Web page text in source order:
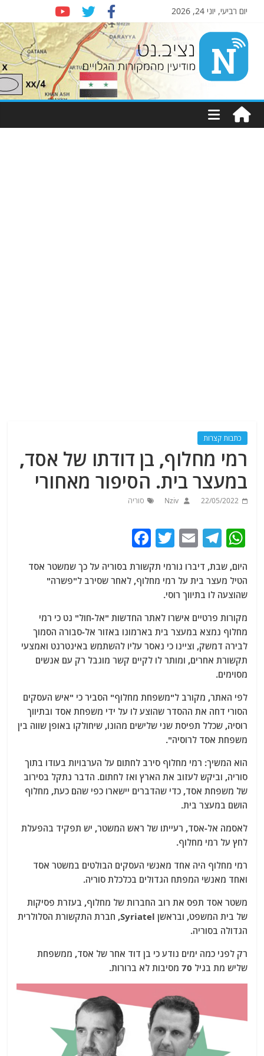
יום רביעי, יוני 24, 2026
Nziv.net
מודיעין
מהמקורות
כתבות קצרות
רמי מחלוף, בן דודתו של אסד,
במעצר בית. הסיפור מאחורי
22/05/2022
Nziv סוריה
W
at
s
A
p
p
T
e
g
ra
m
E
ai
l
T
itt
er
c
b
o
o
k
היום, שבת, דיברו גורמי תקשורת בסוריה על כך שמשטר אסד
הטיל מעצר בית על רמי מחלוף, לאחר שסירב ל"פשרה"
שהוצעה לו בתיווך רוסי.
מקורות פרטיים אישרו לאתר החדשות "אל-חול" נט כי רמי
מחלוף נמצא במעצר בית בארמונו באזור אל-סבורה הסמוך
לבירה דמשק, וציינו כי נאסר עליו להשתמש באינטרנט ואמצעי
תקשורת אחרים, ומותר לו לקיים קשר מוגבל רק עם אנשים
מסוימים.
לפי האתר, מקורב ל"משפחת מחלוף" הסביר כי "איש העסקים
הסורי דחה את ההסדר שהוצע לו על ידי משפחת אסד ובתיווך
רוסיה, שכלל תפיסת שני שלישים מהונו, שיחולקו באופן שווה בין
משפחת אסד לרוסיה".
הוא המשיך: רמי מחלוף סירב לחתום על הערבויות בעודו בתוך
סוריה, וביקש לעזוב את הארץ ואז לחתום. הדבר נתקל בסירוב
של משפחת אסד, כדי שהדברים יישארו כפי שהם כעת, מחלוף
הושם במעצר בית.
לאסמה אל-אסד, רעייתו של ראש המשטר, יש תפקיד בהפעלת
לחץ על רמי מחלוף.
רמי מחלוף היה אחד מאנשי העסקים הבולטים במשטר אסד
ואחד מאנשי המפתח הגדולים בכלכלת סוריה.
משטר אסד תפס את רוב החברות של מחלוף, בעזרת פסיקות
של בית המשפט, ובראשן Syriatel, חברת התקשורת הסלולרית
הגדולה בסוריה.
רק לפני כמה ימים נודע כי בן דוד אחר של אסד, ממשפחת
שליש מת בגיל 70 מסיבות לא ברורות.